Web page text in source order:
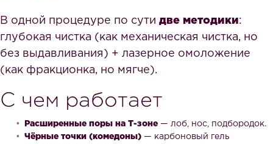
В одной процедуре по сути две методики:
глубокая чистка (как механическая чистка, но
без выдавливания) + лазерное омоложение
(как фракционка, но мягче).
С чем работает
Расширенные поры на Т-зоне — лоб, нос, подбородок.
Чёрные точки (комедоны) — карбоновый гель